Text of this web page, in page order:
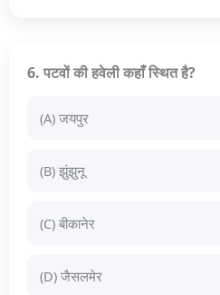
6. पटवों की हवेली कहाँ स्थित है?
(A) जयपुर
(B) झुंझुनू
(C) बीकानेर
(D) जैसलमेर